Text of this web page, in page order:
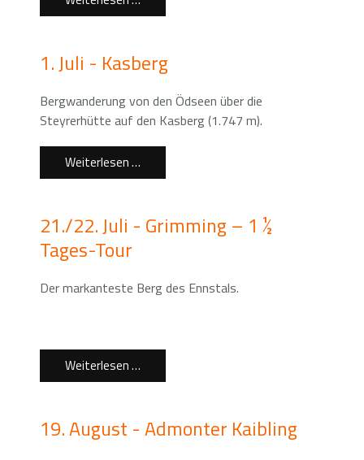
1. Juli - Kasberg
Bergwanderung von den Ödseen über die
Steyrerhütte auf den Kasberg (1.747 m).
Weiterlesen …
21./22. Juli - Grimming – 1 ½
Tages-Tour
Der markanteste Berg des Ennstals.
Weiterlesen …
19. August - Admonter Kaibling